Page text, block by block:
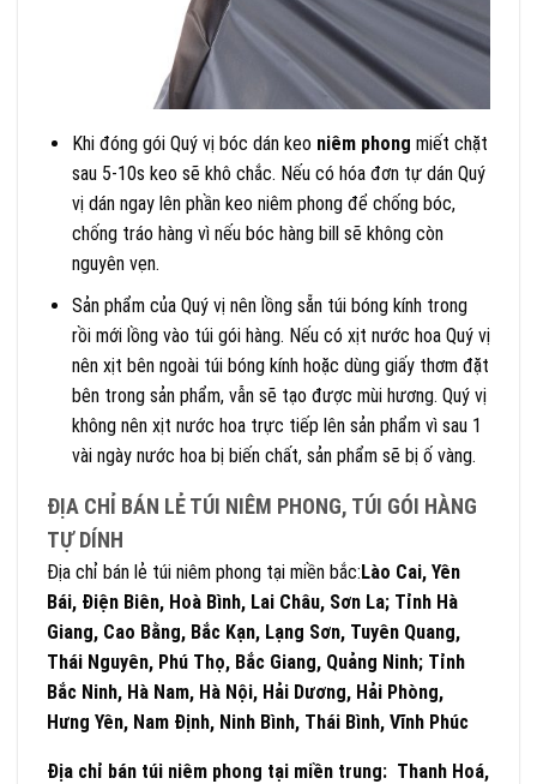
Khi đóng gói Quý vị bóc dán keoniêm phong miết chặt
sau 5-10s keo sẽ khô chắc. Nếu có hóa đơn tự dán Quý
vị dán ngay lên phần keo niêm phong để chống bóc,
chống tráo hàng vì nếu bóc hàng bill sẽ không còn
nguyên vẹn.
Sản phẩm của Quý vị nên lồng sẵn túi bóng kính trong
rồi mới lồng vào túi gói hàng. Nếu có xịt nước hoa Quý vị
nên xịt bên ngoài túi bóng kính hoặc dùng giấy thơm đặt
bên trong sản phẩm, vẫn sẽ tạo được mùi hương. Quý vị
không nên xịt nước hoa trực tiếp lên sản phẩm vì sau 1
vài ngày nước hoa bị biến chất, sản phẩm sẽ bị ố vàng.
ĐỊA CHỈ BÁN LẺ TÚI NIÊM PHONG, TÚI GÓI HÀNG
TỰ DÍNH
Địa chỉ bán lẻ túi niêm phong tại miền bắc:Lào Cai, Yên
Bái, Điện Biên, Hoà Bình, Lai Châu, Sơn La; Tỉnh Hà
Giang, Cao Bằng, Bắc Kạn, Lạng Sơn, Tuyên Quang,
Thái Nguyên, Phú Thọ, Bắc Giang, Quảng Ninh; Tỉnh
Bắc Ninh, Hà Nam, Hà Nội, Hải Dương, Hải Phòng,
Hưng Yên, Nam Định, Ninh Bình, Thái Bình, Vĩnh Phúc
Địa chỉ bán túi niêm phong tại miền trung: Thanh Hoá,